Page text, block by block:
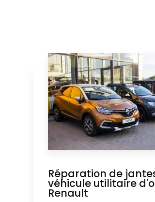
Réparation de
véhicule utilitaire
Renault